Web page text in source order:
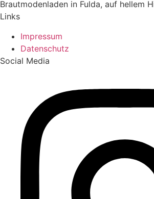
Links
Impressum
Datenschutz
Social Media